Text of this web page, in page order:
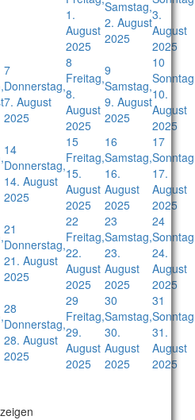
1.
August
2025
Samstag,
2. August
2025
3.
August
2025
7
Donnerstag,
7. August
2025
8
Freitag,
8.
August
2025
9
Samstag,
9. August
2025
10
10.
August
2025
14
Donnerstag,
14. August
2025
15
Freitag,
15.
August
2025
16
Samstag,
16.
August
2025
17
17.
August
2025
21
Donnerstag,
21. August
2025
22
Freitag,
22.
August
2025
23
Samstag,
23.
August
2025
24
24.
August
2025
28
Donnerstag,
28. August
2025
29
Freitag,
29.
August
2025
30
Samstag,
30.
August
2025
31
31.
August
2025